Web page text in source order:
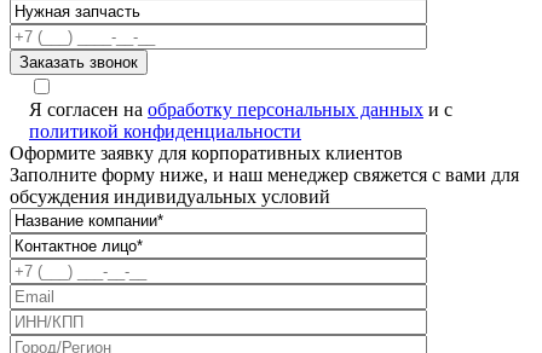
Я согласен на обработку персональных данных и с
политикой конфиденциальности
Оформите заявку для корпоративных клиентов
Заполните форму ниже, и наш менеджер свяжется с вами для
обсуждения индивидуальных условий